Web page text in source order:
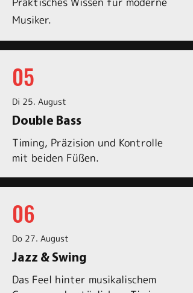
Musiker.
05
Di 25. August
Double Bass
Timing, Präzision und Kontrolle
mit beiden Füßen.
06
Do 27. August
Jazz & Swing
Das Feel hinter musikalischem